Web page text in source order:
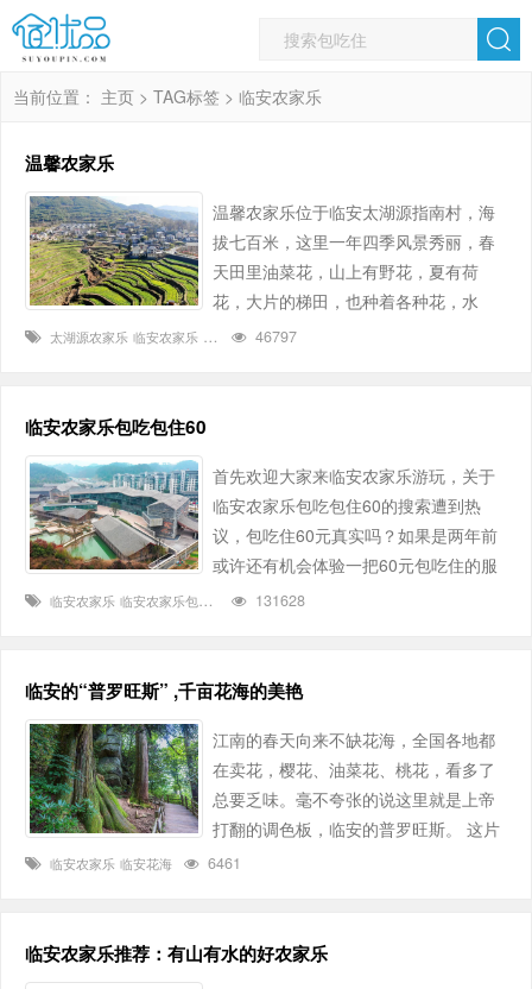
当前位置： 主页 > TAG标签 > 临安农家乐
温馨农家乐
温馨农家乐位于临安太湖源指南村，海
拔七百米，这里一年四季风景秀丽，春
天田里油菜花，山上有野花，夏有荷
花，大片的梯田，也种着各种花，水
稻，秋天有千年的银杏和上百年的红
间，客房内推开窗户可以看山上的风
景，用……
太湖源农家乐 临安农家乐 太湖源指南村
46797
临安农家乐包吃包住60
首先欢迎大家来临安农家乐游玩，关于
临安农家乐包吃包住60的搜索遭到热
议，包吃住60元真实吗？如果是两年前
或许还有机会体验一把60元包吃住的服
务，经过不断的改造升级，因为随着时
机会尝试，话不绝对，也许真的存在60
临安农家乐 临安农家乐包吃住 131628
临安的“普罗旺斯” ,千亩花海的美艳
江南的春天向来不缺花海，全国各地都
在卖花，樱花、油菜花、桃花，看多了
总要乏味。毫不夸张的说这里就是上帝
打翻的调色板，临安的普罗旺斯。 这片
花海就是临安的浙西大龙湾千亩芝樱
色于法国的普罗旺斯。赏花期：芝樱是
临安农家乐 临安花海 6461
临安农家乐推荐：有山有水的好农家乐